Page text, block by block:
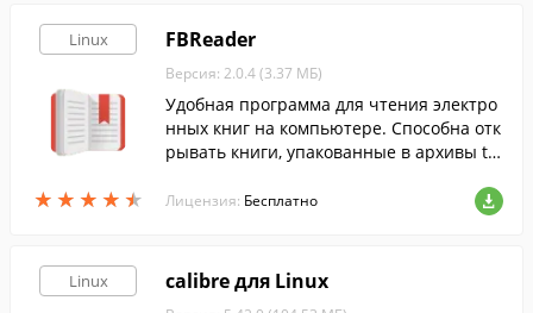
Linux
★ ★ ★ ★ ★
★ ★ ★ ★ ★
FBReader
Версия: 2.0.4 (3.37 МБ)
Удобная программа для чтения электро
нных книг на компьютере. Способна отк
рывать книги, упакованные в архивы ta
Лицензия: Бесплатно
Linux calibre для Linux